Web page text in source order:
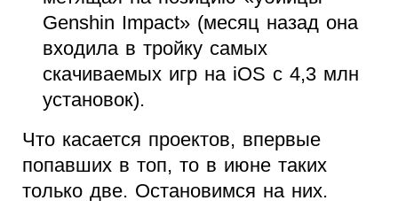
Genshin Impact» (месяц назад она
входила в тройку самых
скачиваемых игр на iOS с 4,3 млн
установок).
Что касается проектов, впервые
попавших в топ, то в июне таких
только две. Остановимся на них.